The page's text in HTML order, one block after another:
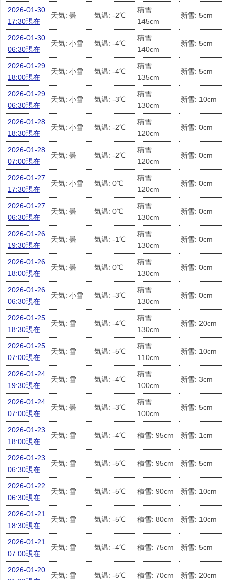
2026-01-30
17:30現在
天気: 曇 気温: -2℃
積雪:
145cm
新雪: 5cm
2026-01-30
06:30現在
天気: 小雪 気温: -4℃
積雪:
140cm
新雪: 5cm
2026-01-29
18:00現在
天気: 小雪 気温: -4℃
積雪:
135cm
新雪: 5cm
2026-01-29
06:30現在
天気: 小雪 気温: -3℃
積雪:
130cm
新雪: 10cm
2026-01-28
18:30現在
天気: 小雪 気温: -2℃
積雪:
120cm
新雪: 0cm
2026-01-28
07:00現在
天気: 曇 気温: -2℃
積雪:
120cm
新雪: 0cm
2026-01-27
17:30現在
天気: 小雪 気温: 0℃
積雪:
120cm
新雪: 0cm
2026-01-27
06:30現在
天気: 曇 気温: 0℃
積雪:
130cm
新雪: 0cm
2026-01-26
19:30現在
天気: 曇 気温: -1℃
積雪:
130cm
新雪: 0cm
2026-01-26
18:00現在
天気: 曇 気温: 0℃
積雪:
130cm
新雪: 0cm
2026-01-26
06:30現在
天気: 小雪 気温: -3℃
積雪:
130cm
新雪: 0cm
2026-01-25
18:30現在
天気: 雪 気温: -4℃
積雪:
130cm
新雪: 20cm
2026-01-25
07:00現在
天気: 雪 気温: -5℃
積雪:
110cm
新雪: 10cm
2026-01-24
19:30現在
天気: 雪 気温: -4℃
積雪:
100cm
新雪: 3cm
2026-01-24
07:00現在
天気: 曇 気温: -3℃
積雪:
100cm
新雪: 5cm
2026-01-23
18:00現在
天気: 雪 気温: -4℃ 積雪: 95cm 新雪: 1cm
2026-01-23
06:30現在
天気: 雪 気温: -5℃ 積雪: 95cm 新雪: 5cm
2026-01-22
06:30現在
天気: 雪 気温: -5℃ 積雪: 90cm 新雪: 10cm
2026-01-21
18:30現在
天気: 雪 気温: -5℃ 積雪: 80cm 新雪: 10cm
2026-01-21
07:00現在
天気: 雪 気温: -4℃ 積雪: 75cm 新雪: 5cm
2026-01-20
天気: 雪 気温: -5℃ 積雪: 70cm 新雪: 20cm